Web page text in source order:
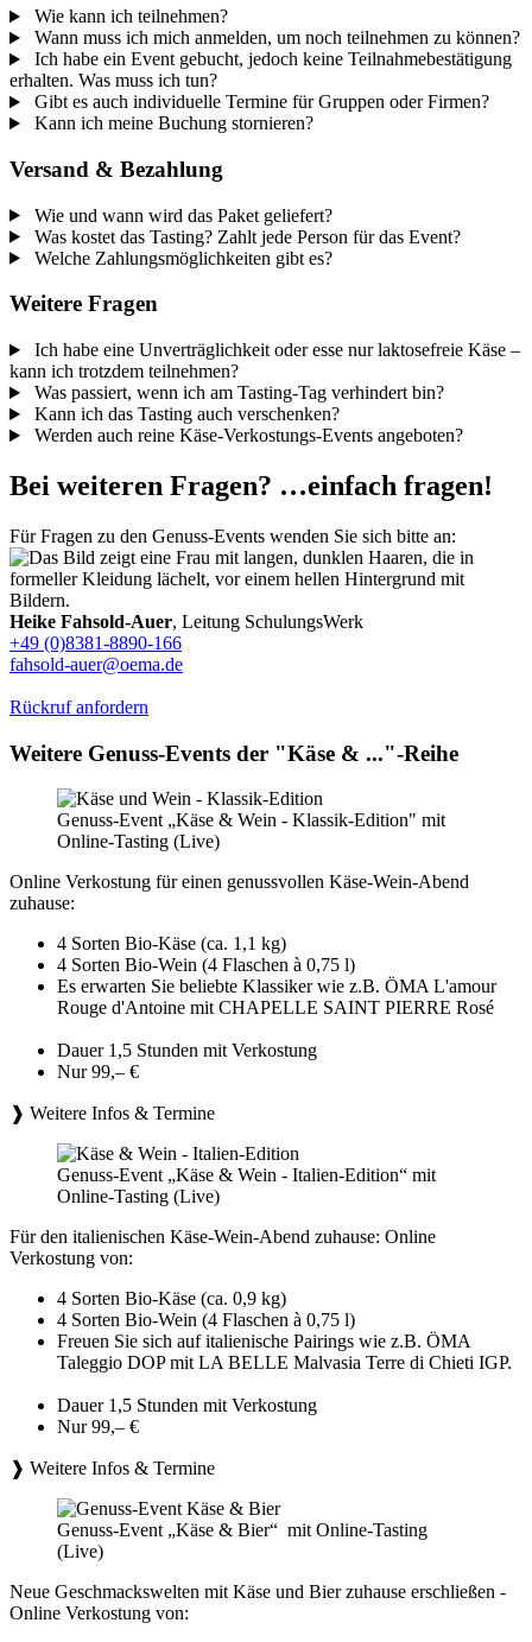
Wie kann ich teilnehmen?
Wann muss ich mich anmelden, um noch teilnehmen zu können?
Ich habe ein Event gebucht, jedoch keine Teilnahmebestätigung
erhalten. Was muss ich tun?
Gibt es auch individuelle Termine für Gruppen oder Firmen?
Kann ich meine Buchung stornieren?
Versand & Bezahlung
Wie und wann wird das Paket geliefert?
Was kostet das Tasting? Zahlt jede Person für das Event?
Welche Zahlungsmöglichkeiten gibt es?
Weitere Fragen
Ich habe eine Unverträglichkeit oder esse nur laktosefreie Käse –
kann ich trotzdem teilnehmen?
Was passiert, wenn ich am Tasting-Tag verhindert bin?
Kann ich das Tasting auch verschenken?
Werden auch reine Käse-Verkostungs-Events angeboten?
Bei weiteren Fragen? …einfach fragen!
Für Fragen zu den Genuss-Events wenden Sie sich bitte an:
Heike Fahsold-Auer, Leitung SchulungsWerk
+49 (0)8381-8890-166
fahsold-auer@oema.de
Rückruf anfordern
Weitere Genuss-Events der "Käse & ..."-Reihe
Genuss-Event „Käse & Wein - Klassik-Edition" mit
Online-Tasting (Live)
Online Verkostung für einen genussvollen Käse-Wein-Abend
zuhause:
4 Sorten Bio-Käse (ca. 1,1 kg)
4 Sorten Bio-Wein (4 Flaschen à 0,75 l)
Es erwarten Sie beliebte Klassiker wie z.B. ÖMA L'amour
Rouge d'Antoine mit CHAPELLE SAINT PIERRE Rosé
Dauer 1,5 Stunden mit Verkostung
Nur 99,– €
❱ Weitere Infos & Termine
Genuss-Event „Käse & Wein - Italien-Edition“ mit
Online-Tasting (Live)
Für den italienischen Käse-Wein-Abend zuhause: Online
Verkostung von:
4 Sorten Bio-Käse (ca. 0,9 kg)
4 Sorten Bio-Wein (4 Flaschen à 0,75 l)
Freuen Sie sich auf italienische Pairings wie z.B. ÖMA
Taleggio DOP mit LA BELLE Malvasia Terre di Chieti IGP.
Dauer 1,5 Stunden mit Verkostung
Nur 99,– €
❱ Weitere Infos & Termine
Genuss-Event „Käse & Bier“ mit Online-Tasting
(Live)
Neue Geschmackswelten mit Käse und Bier zuhause erschließen -
Online Verkostung von: